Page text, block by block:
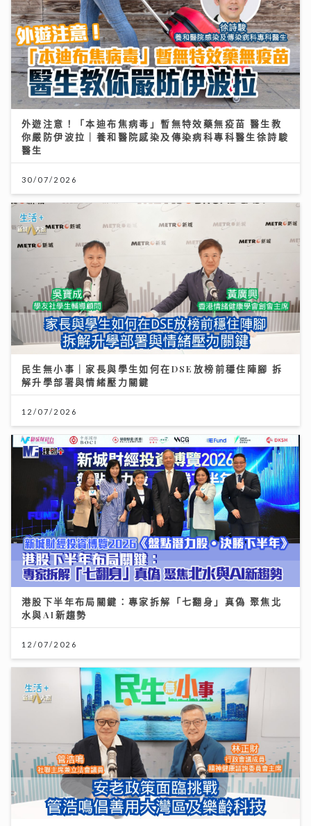
外遊注意！「本迪布焦病毒」暫無特效藥無疫苗 醫生教
你嚴防伊波拉｜養和醫院感染及傳染病科專科醫生徐詩駿
醫生
30/07/2026
民生無小事｜家長與學生如何在DSE放榜前穩住陣腳 拆
解升學部署與情緒壓力關鍵
12/07/2026
港股下半年布局關鍵：專家拆解「七翻身」真偽 聚焦北
水與AI新趨勢
12/07/2026